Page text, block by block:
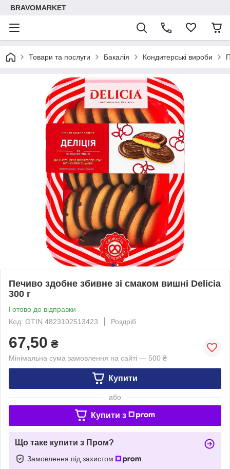
BRAVOMARKET
Товари та послуги Бакалія Кондитерські вироби
Печиво здобне збивне зі смаком вишні Delicia
300 г
Готово до відправки
Код: GTIN 4823102513423
Роздріб
67,50 ₴
Мінімальна сума замовлення на сайті — 500 ₴
Купити
або
Купити з
Що таке купити з Пром?
Замовлення під захистом